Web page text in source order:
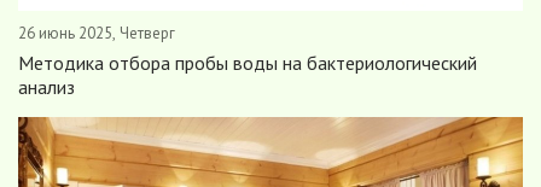
26 июнь 2025, Четверг
Методика отбора пробы воды на бактериологический
анализ